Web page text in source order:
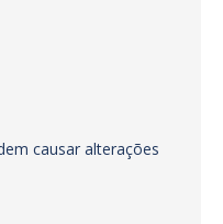
causar alterações